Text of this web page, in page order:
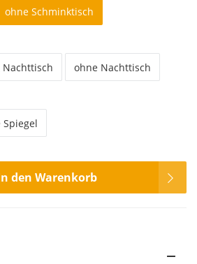
ohne Schminktisch
Nachttisch ohne Nachttisch
Spiegel
den Warenkorb